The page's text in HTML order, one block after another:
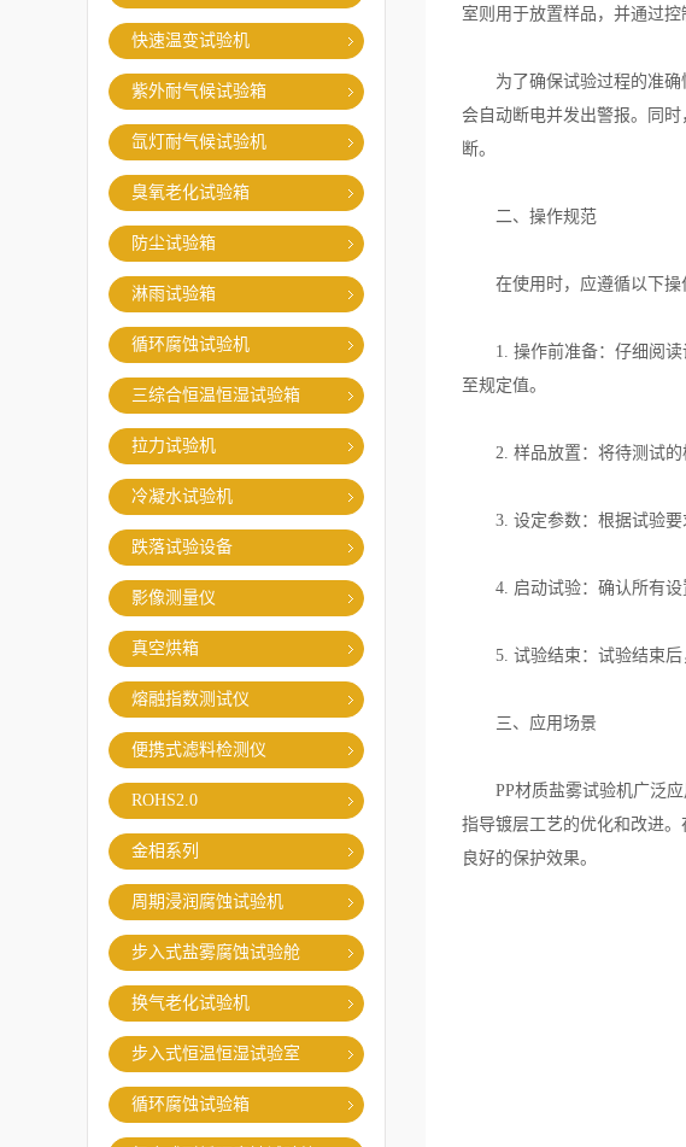
快速温变试验机
紫外耐气候试验箱
氙灯耐气候试验机
臭氧老化试验箱
防尘试验箱
淋雨试验箱
循环腐蚀试验机
三综合恒温恒湿试验箱
拉力试验机
冷凝水试验机
跌落试验设备
影像测量仪
真空烘箱
熔融指数测试仪
便携式滤料检测仪
ROHS2.0
金相系列
周期浸润腐蚀试验机
步入式盐雾腐蚀试验舱
换气老化试验机
步入式恒温恒湿试验室
循环腐蚀试验箱
室则用于放置样品，并通过
为了确保试验过程的准确性
会自动断电并发出警报。同
断。
二、操作规范
在使用时，应遵循以下操
1. 操作前准备：仔细阅读
至规定值。
2. 样品放置：将待测试的
3. 设定参数：根据试验要
4. 启动试验：确认所有设置
5. 试验结束：试验结束后
三、应用场景
PP材质盐雾试验机广泛应
指导镀层工艺的优化和改进
良好的保护效果。